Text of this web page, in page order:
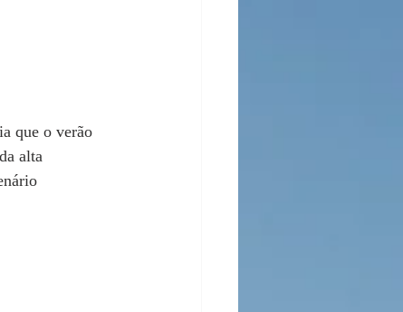
que o verão
alta